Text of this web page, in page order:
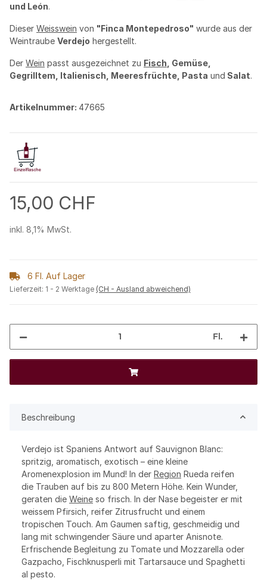
und León.
Dieser Weisswein von "Finca Montepedroso" wurde aus der
Weintraube Verdejo hergestellt.
Der Wein passt ausgezeichnet zu Fisch , Gemüse,
Gegrilltem, Italienisch, Meeresfrüchte, Pasta und Salat.
Artikelnummer: 47665
15,00 CHF
inkl. 8,1% MwSt.
6 Fl. Auf Lager
Lieferzeit: 1 - 2 Werktage (CH - Ausland abweichend)
Fl.
Beschreibung
Verdejo ist Spaniens Antwort auf Sauvignon Blanc:
spritzig, aromatisch, exotisch – eine kleine
Aromenexplosion im Mund! In der Region Rueda reifen
die Trauben auf bis zu 800 Metern Höhe. Kein Wunder,
geraten die Weine so frisch. In der Nase begeister er mit
weissem Pfirsich, reifer Zitrusfrucht und einem
tropischen Touch. Am Gaumen saftig, geschmeidig und
lang mit schwingender Säure und aparter Anisnote.
Erfrischende Begleitung zu Tomate und Mozzarella oder
Gazpacho, Fischknusperli mit Tartarsauce und Spaghetti
al pesto.